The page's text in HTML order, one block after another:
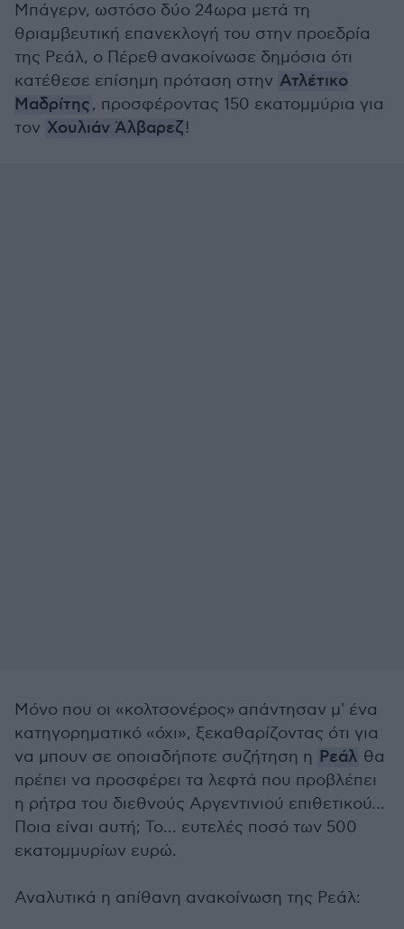
Μπάγερν, ωστόσο δύο 24ωρα μετά τη
θριαμβευτική επανεκλογή του στην προεδρία
της Ρεάλ, ο Πέρεθ ανακοίνωσε δημόσια ότι
κατέθεσε επίσημη πρόταση στην Ατλέτικο
Μαδρίτης, προσφέροντας 150 εκατομμύρια για
τον Χουλιάν Άλβαρεζ!
Μόνο που οι «κολτσονέρος» απάντησαν μ' ένα
κατηγορηματικό «όχι», ξεκαθαρίζοντας ότι για
να μπουν σε οποιαδήποτε συζήτηση η Ρεάλ θα
πρέπει να προσφέρει τα λεφτά που προβλέπει
η ρήτρα του διεθνούς Αργεντινιού επιθετικού...
Ποια είναι αυτή; Το... ευτελές ποσό των 500
εκατομμυρίων ευρώ.
Αναλυτικά η απίθανη ανακοίνωση της Ρεάλ: